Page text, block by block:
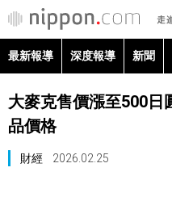
最新報導
最新報導 深度報導 新聞
大麥克售價漲至500日
品價格
財經 2026.02.25